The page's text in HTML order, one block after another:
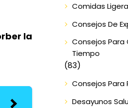
la
Comidas
Consejos De
Consejos Para
Tiempo
(83)
Consejos Para
Desayunos